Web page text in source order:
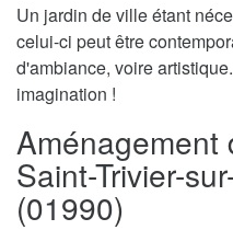
Un jardin de ville étant
celui-ci peut être
d'ambiance, voire
imagination !
Aménagement
Saint-Trivier-
(01990)